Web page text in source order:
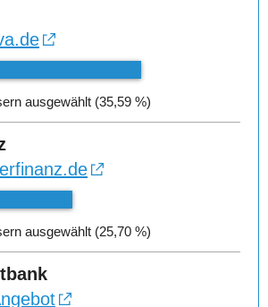
ausgewählt (35,59 %)
ausgewählt (25,70 %)